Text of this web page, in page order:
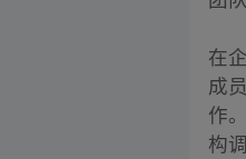
在
成
作
构